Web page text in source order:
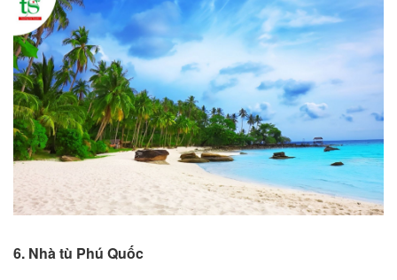
6. Nhà tù Phú Quốc